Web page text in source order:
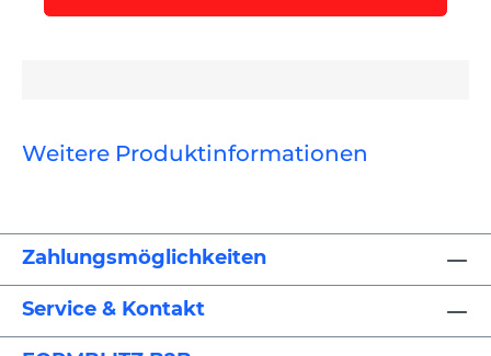
Weitere Produktinformationen
Zahlungsmöglichkeiten
Service & Kontakt